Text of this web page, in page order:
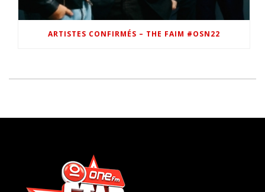
ARTISTES CONFIRMÉS – THE FAIM #OSN22